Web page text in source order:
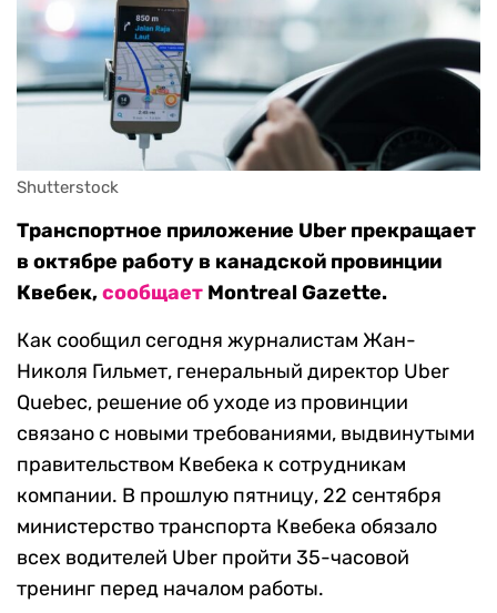
Shutterstock
Транспортное приложение Uber прекращает
в октябре работу в канадской провинции
Квебек,сообщает Montreal Gazette.
Как сообщил сегодня журналистам Жан-
Николя Гильмет, генеральный директор Uber
Quebec, решение об уходе из провинции
связано с новыми требованиями, выдвинутыми
правительством Квебека к сотрудникам
компании. В прошлую пятницу, 22 сентября
министерство транспорта Квебека обязало
всех водителей Uber пройти 35-часовой
тренинг перед началом работы.